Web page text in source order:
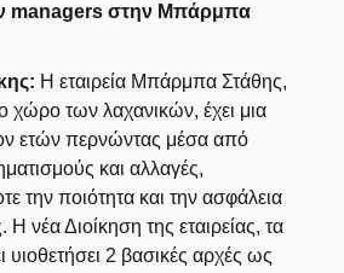
managers στην Μπάρμπα
Η εταιρεία Μπάρμπα Στάθης,
χώρο των λαχανικών, έχει μια
ετών περνώντας μέσα από
και αλλαγές,
την ποιότητα και την ασφάλεια
νέα Διοίκηση της εταιρείας, τα
υιοθετήσει 2 βασικές αρχές ως